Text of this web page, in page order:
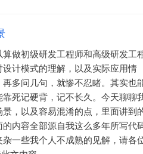
做初级研发工程师和高级研发工
计模式的理解，以及实际应用情
多问几句，就惨不忍睹。其实也
死记硬背，记不长久。今天聊聊
，以及容易混淆的点，里面讲到
内容全部源自我这么多年所写代
一些我个人不成熟的见解，请各